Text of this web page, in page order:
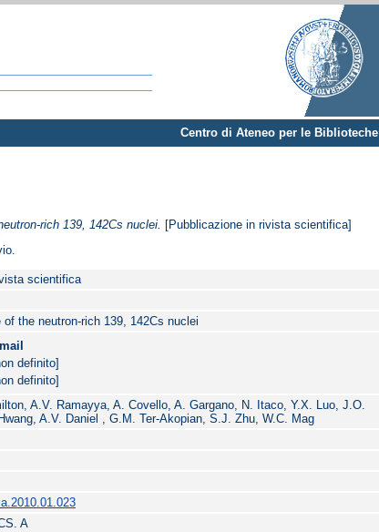
Centro di Ateneo per le Biblioteche
rich 139, 142Cs nuclei.
[Pubblicazione in rivista scientifica]
scientifica
of the neutron-rich 139, 142Cs nuclei
definito]
definito]
A.V. Ramayya, A. Covello, A. Gargano, N. Itaco, Y.X. Luo, J.O.
A.V. Daniel , G.M. Ter-Akopian, S.J. Zhu, W.C. Mag
A